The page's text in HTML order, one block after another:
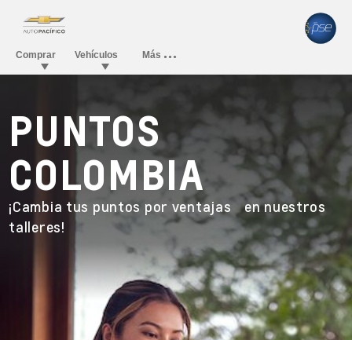
PUNTOS
COLOMBIA
¡Cambia tus puntos por ventajas en nuestros
talleres!